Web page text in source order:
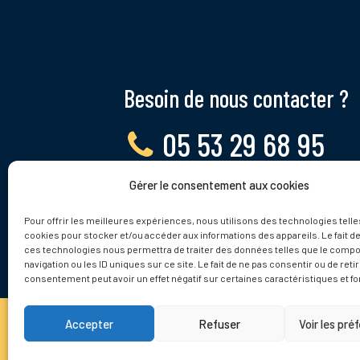
Gérer le consentement aux cookies
Pour offrir les meilleures expériences, nous utilisons des technologies
cookies pour stocker et/ou accéder aux informations des appareils. Le fait
ces technologies nous permettra de traiter des données telles que le
navigation ou les ID uniques sur ce site. Le fait de ne pas consentir ou de
consentement peut avoir un effet négatif sur certaines caractéristiques et
Accepter Refuser Voir les
Besoin de nous contacter ?
05 53 29 68 95
Lundi - Vendredi, 9 - 12h